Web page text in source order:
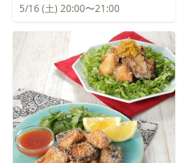
5/16 (土) 20:00〜21:00